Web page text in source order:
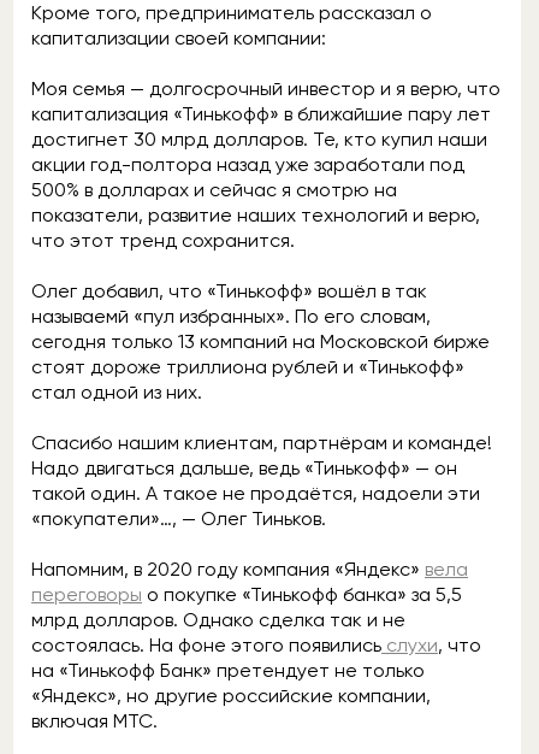
Кроме того, предприниматель рассказал о
капитализации своей компании:
Моя семья — долгосрочный инвестор и я верю, что
капитализация «Тинькофф» в ближайшие пару лет
достигнет 30 млрд долларов. Те, кто купил наши
акции год-полтора назад уже заработали под
500% в долларах и сейчас я смотрю на
показатели, развитие наших технологий и верю,
что этот тренд сохранится.
Олег добавил, что «Тинькофф» вошёл в так
называемй «пул избранных». По его словам,
сегодня только 13 компаний на Московской бирже
стоят дороже триллиона рублей и «Тинькофф»
стал одной из них.
Спасибо нашим клиентам, партнёрам и команде!
Надо двигаться дальше, ведь «Тинькофф» — он
такой один. А такое не продаётся, надоели эти
«покупатели»…, — Олег Тиньков.
Напомним, в 2020 году компания «Яндекс» вела
переговоры о покупке «Тинькофф банка» за 5,5
млрд долларов. Однако сделка так и не
состоялась. На фоне этого появились слухи, что
на «Тинькофф Банк» претендует не только
«Яндекс», но другие российские компании,
включая МТС.